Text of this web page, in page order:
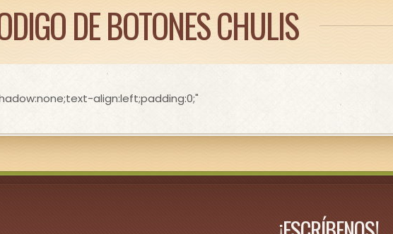
DE BOTONES CHULIS
align:left;padding:0;"